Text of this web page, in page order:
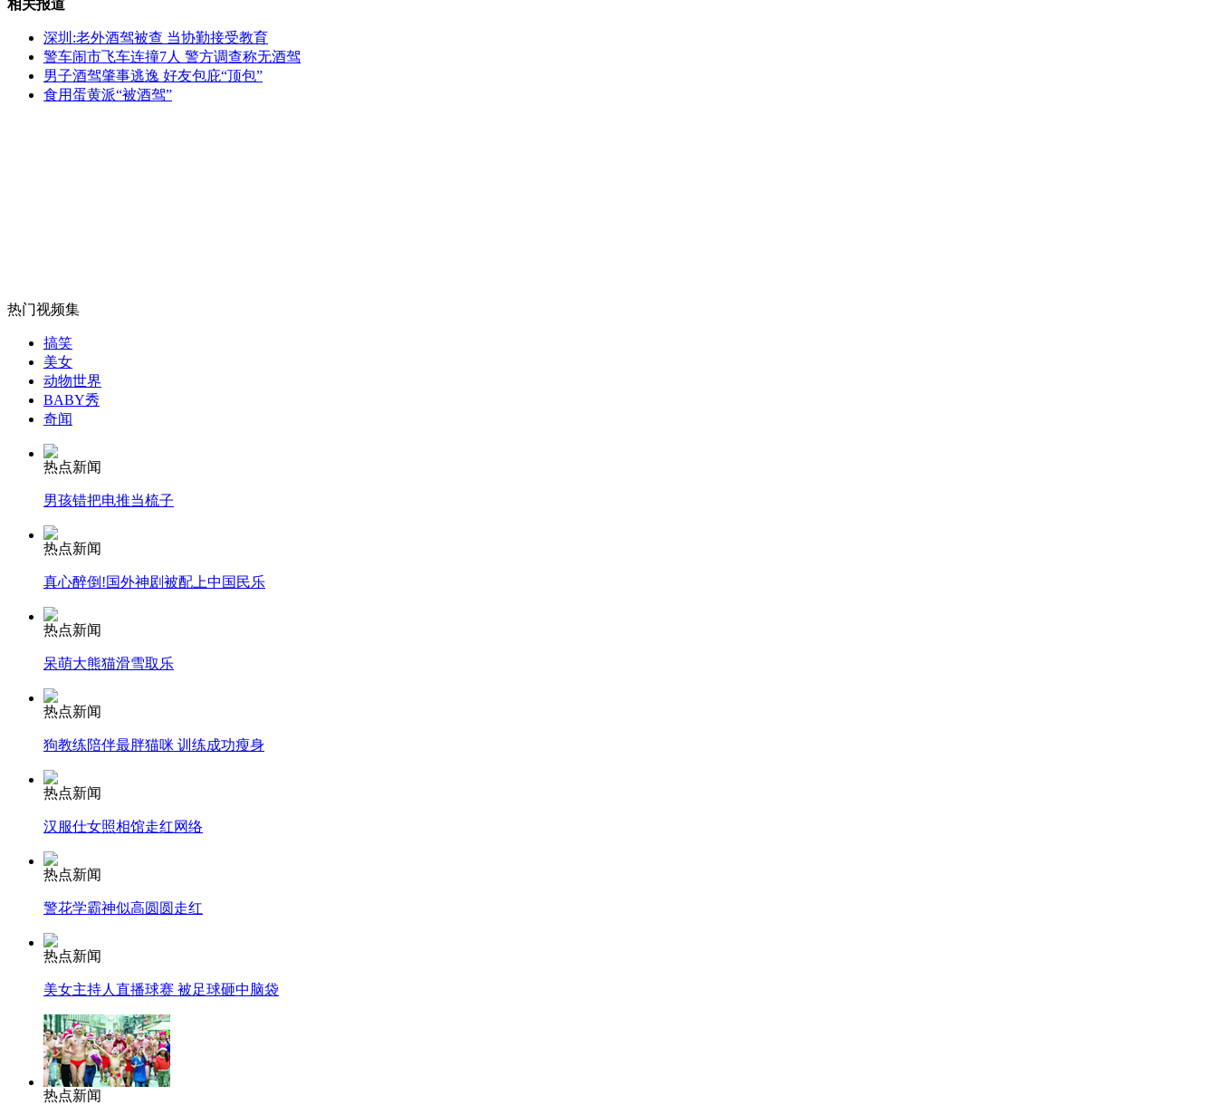
"布拉万"横扫朝鲜半岛 朝鲜多地供电中断
女孩北京地铁殴打老人 痛下狠手拳打脚踢
无痛分娩是否安全 医生回应
外交部：有关国家言论片面不公正
安徽一实载49人客车翻车
走！跟着总书记去植树
纽约上演“枕头大战”
相关报道
深圳:老外酒驾被查 当协勤接受教育
警车闹市飞车连撞7人 警方调查称无酒驾
男子酒驾肇事逃逸 好友包庇“顶包”
食用蛋黄派“被酒驾”
热门视频集
搞笑
美女
动物世界
BABY秀
奇闻
热点新闻
男孩错把电推当梳子
热点新闻
真心醉倒!国外神剧被配上中国民乐
热点新闻
呆萌大熊猫滑雪取乐
热点新闻
狗教练陪伴最胖猫咪 训练成功瘦身
热点新闻
汉服仕女照相馆走红网络
热点新闻
警花学霸神似高圆圆走红
热点新闻
美女主持人直播球赛 被足球砸中脑袋
热点新闻